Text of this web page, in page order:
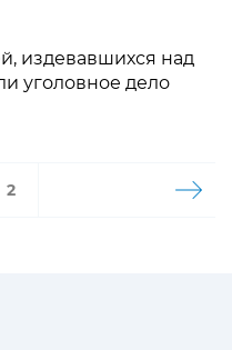
издевавшихся над
уголовное дело
2